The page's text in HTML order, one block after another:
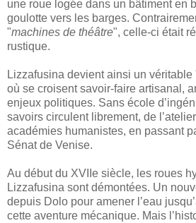
une roue logée dans un bâtiment en
goulotte vers les barges.
"machines de théâtre", celle-ci était
rustique.
Lizzafusina devient ainsi un véritable
où se croisent savoir-faire artisanal,
enjeux politiques. Sans école
savoirs circulent librement, de
académies humanistes, en passant
Sénat de Venise.
Au début du XVIIe siècle, les roues
Lizzafusina sont démontées. Un
depuis Dolo pour amener l’eau
cette aventure mécanique. Mais